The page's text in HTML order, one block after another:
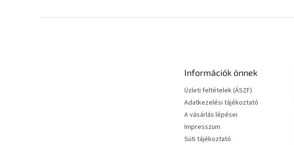
Információk önnek
Üzleti feltételek (ÁSZF)
Adatkezelési tájékoztató
A vásárlás lépései
Impresszum
Süti tájékoztató